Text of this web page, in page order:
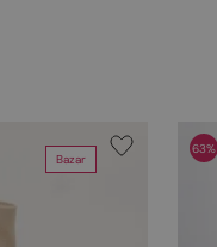
Bazar
63%